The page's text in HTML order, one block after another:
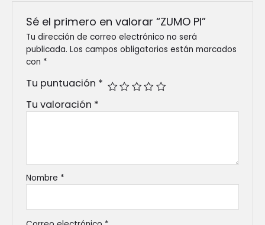
Sé el primero en valorar “ZUMO PI”
Tu dirección de correo electrónico no será
publicada. Los campos obligatorios están marcados
con *
Tu puntuación *
Tu valoración *
Nombre *